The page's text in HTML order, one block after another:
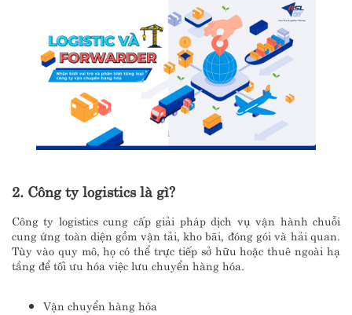
2. Công ty logistics là gì?
Công ty logistics cung cấp giải pháp dịch vụ vận hành chuỗi
cung ứng toàn diện gồm vận tải, kho bãi, đóng gói và hải quan.
Tùy vào quy mô, họ có thể trực tiếp sở hữu hoặc thuê ngoài hạ
tầng để tối ưu hóa việc lưu chuyển hàng hóa.
Vận chuyển hàng hóa